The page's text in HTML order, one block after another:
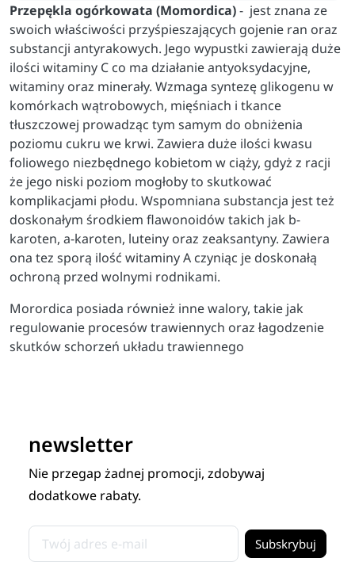
Przepękla ogórkowata (Momordica)- jest znana ze
swoich właściwości przyśpieszających gojenie ran oraz
substancji antyrakowych. Jego wypustki zawierają duże
ilości witaminy C co ma działanie antyoksydacyjne,
witaminy oraz minerały. Wzmaga syntezę glikogenu w
komórkach wątrobowych, mięśniach i tkance
tłuszczowej prowadząc tym samym do obniżenia
poziomu cukru we krwi. Zawiera duże ilości kwasu
foliowego niezbędnego kobietom w ciąży, gdyż z racji
że jego niski poziom mogłoby to skutkować
komplikacjami płodu. Wspomniana substancja jest też
doskonałym środkiem flawonoidów takich jak b-
karoten, a-karoten, luteiny oraz zeaksantyny. Zawiera
ona tez sporą ilość witaminy A czyniąc je doskonałą
ochroną przed wolnymi rodnikami.
Morordica posiada również inne walory, takie jak
regulowanie procesów trawiennych oraz łagodzenie
skutków schorzeń układu trawiennego
newsletter
Nie przegap żadnej promocji, zdobywaj
dodatkowe rabaty.